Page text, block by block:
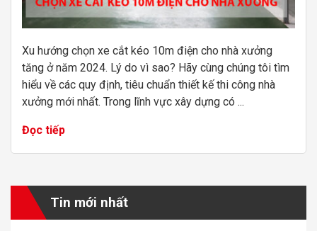
Xu hướng chọn xe cắt kéo 10m điện cho nhà xưởng
tăng ở năm 2024. Lý do vì sao? Hãy cùng chúng tôi tìm
hiểu về các quy định, tiêu chuẩn thiết kế thi công nhà
xưởng mới nhất. Trong lĩnh vực xây dựng có ...
Đọc tiếp
Tin mới nhất